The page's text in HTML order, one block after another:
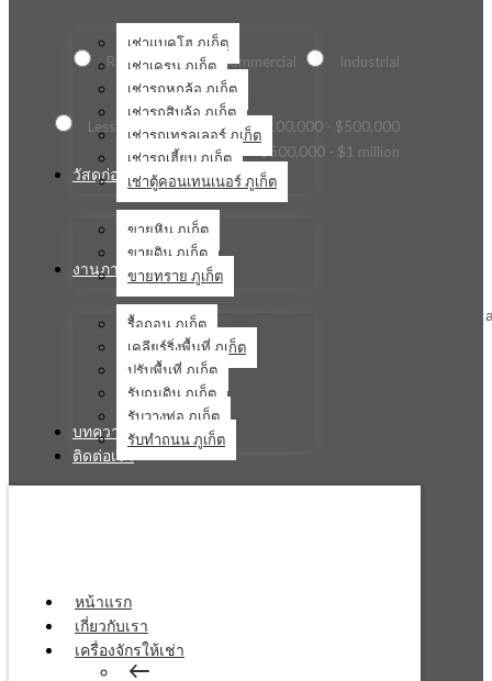
Residential
Commercial Industrial
What is the estimated budget for the project?
Less than $100,000
$100,000 - $500,000
$500,000 - $1 million
Briefly describe your construction company
เช่าแบคโฮ ภูเก็ต
เช่าเครน ภูเก็ต
เช่ารถหกล้อ ภูเก็ต
เช่ารถสิบล้อ ภูเก็ต
เช่ารถเทรลเลอร์ ภูเก็ต
เช่ารถเฮี้ยบ ภูเก็ต
เช่าตู้คอนเทนเนอร์ ภูเก็ต
วัสดุก่อสร้าง
ขายหิน ภูเก็ต
ขายดิน ภูเก็ต
ขายทราย ภูเก็ต
งานภาคสนาม
รื้อถอน ภูเก็ต
เคลียร์ริ่งพื้นที่ ภูเก็ต
ปรับพื้นที่ ภูเก็ต
รับถมดิน ภูเก็ต
รับวางท่อ ภูเก็ต
รับทำถนน ภูเก็ต
บทความ
ติดต่อเรา
หน้าแรก
เกี่ยวกับเรา
เครื่องจักรให้เช่า